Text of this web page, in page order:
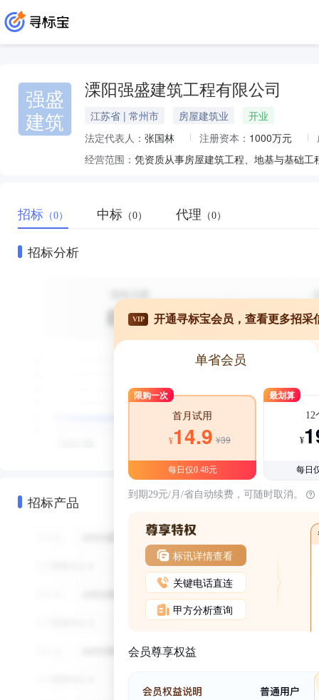
强盛
建筑
溧阳强盛建筑工程有限公司
江苏省 | 常州市 房屋建筑业
开业
法定代表人： 张国林 注册资本： 1000万元
经营范围：
招标 （0） 中标 （0） 代理 （0）
招标分析
招标产品
VIP 开通寻标宝会员，查看更多招采
单省会员
限购一次
首月试用
¥14.9 ¥39
每日仅0.48元
最划算
12
¥
每日
到期29元/月/省自动续费，可随时取消。
标讯详情查看
关键电话直连
甲方分析查询
会员尊享权益